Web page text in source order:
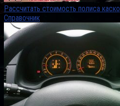
Рассчитать стоимость полиса каско
Справочник